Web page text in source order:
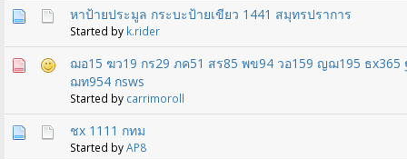
หาป้ายประมูล กระบะป้ายเขียว 1441 สมุทรปราการ
Started by k.rider
ฌอ15 ฆว19 กร29 ภค51 สร85 พข94 วอ159 ญฌ195 ธx365
ฌท954 กsws
Started by carrimoroll
ชx 1111 กทม
Started byAP8